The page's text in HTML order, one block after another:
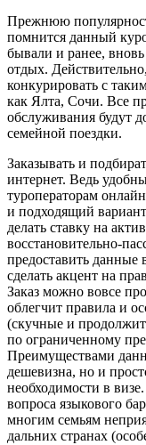
Прежнюю
помнится данный
бывали и ранее,
отдых.
конкурировать с
как Ялта, Сочи. Все
обслуживания будут
семейной поездки.
Заказывать и
интернет. Ведь
туроператорам
и подходящий
делать ставку на
восстановительно-
предоставить данные
сделать акцент на
Заказ можно вовсе
облегчит правила и
(скучные и
по ограниченному
Преимуществами
дешевизна, но и
необходимости в
вопроса языкового
многим семьям
дальних странах